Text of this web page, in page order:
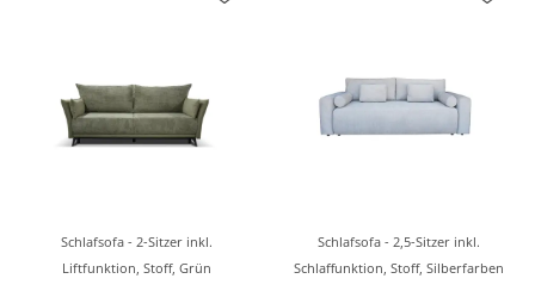
Schlafsofa - 2-Sitzer inkl.
Liftfunktion, Stoff, Grün
Schlafsofa - 2,5-Sitzer inkl.
Schlaffunktion, Stoff, Silberfarben